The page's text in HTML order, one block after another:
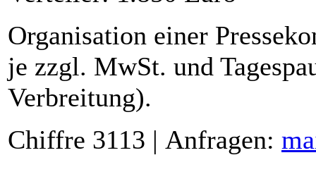
Organisation einer
je zzgl. MwSt. und
Verbreitung).
Chiffre 3113 | Anfragen: